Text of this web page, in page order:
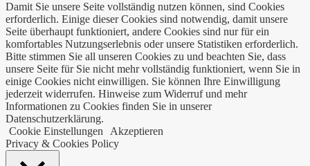
Damit Sie unsere Seite vollständig nutzen können, sind Cookies
erforderlich. Einige dieser Cookies sind notwendig, damit unsere
Seite überhaupt funktioniert, andere Cookies sind nur für ein
komfortables Nutzungserlebnis oder unsere Statistiken erforderlich.
Bitte stimmen Sie all unseren Cookies zu und beachten Sie, dass
unsere Seite für Sie nicht mehr vollständig funktioniert, wenn Sie in
einige Cookies nicht einwilligen. Sie können Ihre Einwilligung
jederzeit widerrufen. Hinweise zum Widerruf und mehr
Informationen zu Cookies finden Sie in unserer
Datenschutzerklärung.
Cookie Einstellungen
Akzeptieren
Privacy & Cookies Policy